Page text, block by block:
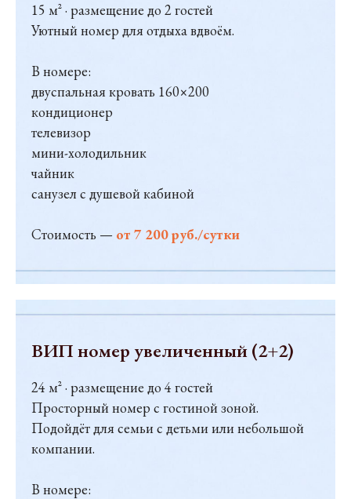
15 м² · размещение до 2 гостей
Уютный номер для отдыха вдвоём.
В номере:
двуспальная кровать 160×200
кондиционер
телевизор
мини-холодильник
чайник
санузел с душевой кабиной
Стоимость — от 7 200 руб./сутки
ВИП номер увеличенный (2+2)
24 м² · размещение до 4 гостей
Просторный номер с гостиной зоной.
Подойдёт для семьи с детьми или небольшой
компании.
В номере: